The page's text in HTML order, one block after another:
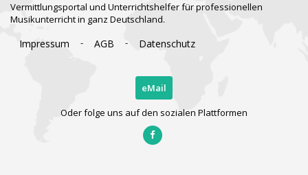
Vermittlungsportal und Unterrichtshelfer für professionellen
Musikunterricht in ganz Deutschland.
Impressum - AGB - Datenschutz
eMail
Oder folge uns auf den sozialen Plattformen